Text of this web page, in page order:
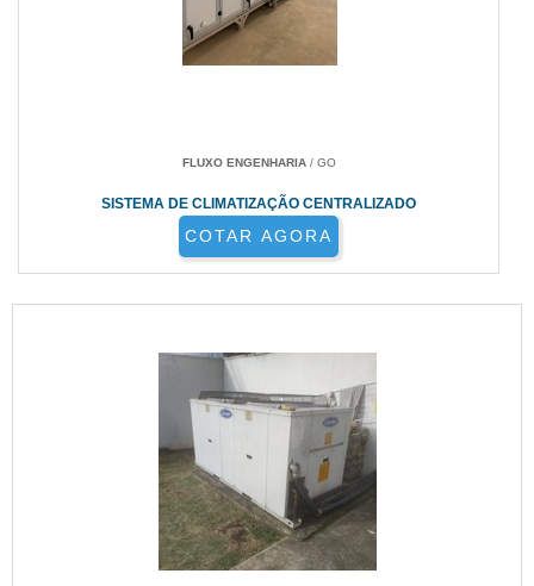
FLUXO ENGENHARIA/ GO
SISTEMA DE CLIMATIZAÇÃO CENTRALIZADO
COTAR AGORA